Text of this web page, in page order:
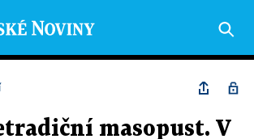
masopust. V